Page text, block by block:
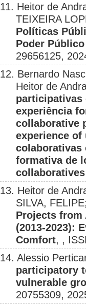
11. Heitor de
TEIXEIRA
Políticas
Poder
29656125,
12. Bernardo
Heitor de
participativas
experiência
collaborative
experience
colaborativas
formativa de
13. Heitor de
SILVA,
Projects from
(2013-2023):
Comfort, ,
14. Alessio
participatory
vulnerable
20755309,